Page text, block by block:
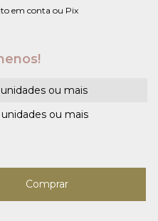
em conta ou Pix
ou mais
ou mais